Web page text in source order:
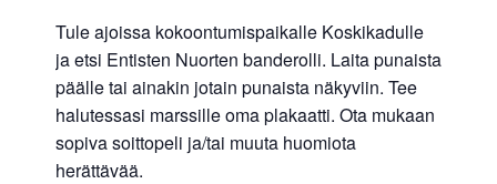
Tule ajoissa kokoontumispaikalle Koskikadulle
ja etsi Entisten Nuorten banderolli. Laita punaista
päälle tai ainakin jotain punaista näkyviin. Tee
halutessasi marssille oma plakaatti. Ota mukaan
sopiva soittopeli ja/tai muuta huomiota
herättävää.